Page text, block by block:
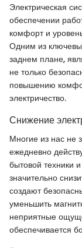
Электрическая
обеспечении
комфорт и
Одним из
заднем плане,
не только
повышению
электричество.
Снижение
Многие из нас не
ежедневно
бытовой техники
значительно
создают
уменьшить
неприятные
обеспечивается